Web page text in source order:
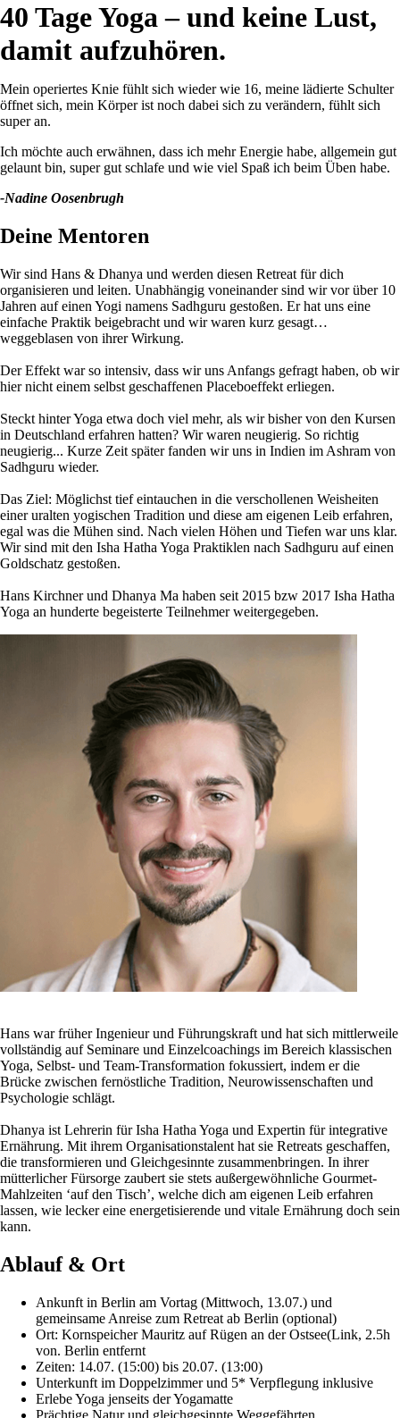
40 Tage Yoga – und keine Lust,
damit aufzuhören.
Mein operiertes Knie fühlt sich wieder wie 16, meine lädierte Schulter
öffnet sich, mein Körper ist noch dabei sich zu verändern, fühlt sich
super an.
Ich möchte auch erwähnen, dass ich mehr Energie habe, allgemein gut
gelaunt bin, super gut schlafe und wie viel Spaß ich beim Üben habe.
-Nadine Oosenbrugh
Deine Mentoren
Wir sind Hans & Dhanya und werden diesen Retreat für dich
organisieren und leiten. Unabhängig voneinander sind wir vor über 10
Jahren auf einen Yogi namens Sadhguru gestoßen. Er hat uns eine
einfache Praktik beigebracht und wir waren kurz gesagt…
weggeblasen von ihrer Wirkung.
Der Effekt war so intensiv, dass wir uns Anfangs gefragt haben, ob wir
hier nicht einem selbst geschaffenen Placeboeffekt erliegen.
Steckt hinter Yoga etwa doch viel mehr, als wir bisher von den Kursen
in Deutschland erfahren hatten? Wir waren neugierig. So richtig
neugierig... Kurze Zeit später fanden wir uns in Indien im Ashram von
Sadhguru wieder.
Das Ziel: Möglichst tief eintauchen in die verschollenen Weisheiten
einer uralten yogischen Tradition und diese am eigenen Leib erfahren,
egal was die Mühen sind. Nach vielen Höhen und Tiefen war uns klar.
Wir sind mit den Isha Hatha Yoga Praktiklen nach Sadhguru auf einen
Goldschatz gestoßen.
Hans Kirchner und Dhanya Ma haben seit 2015 bzw 2017 Isha Hatha
Yoga an hunderte begeisterte Teilnehmer weitergegeben.
Hans war früher Ingenieur und Führungskraft und hat sich mittlerweile
vollständig auf Seminare und Einzelcoachings im Bereich klassischen
Yoga, Selbst- und Team-Transformation fokussiert, indem er die
Brücke zwischen fernöstliche Tradition, Neurowissenschaften und
Psychologie schlägt.
Dhanya ist Lehrerin für Isha Hatha Yoga und Expertin für integrative
Ernährung. Mit ihrem Organisationstalent hat sie Retreats geschaffen,
die transformieren und Gleichgesinnte zusammenbringen. In ihrer
mütterlicher Fürsorge zaubert sie stets außergewöhnliche Gourmet-
Mahlzeiten ‘auf den Tisch’, welche dich am eigenen Leib erfahren
lassen, wie lecker eine energetisierende und vitale Ernährung doch sein
kann.
Ablauf & Ort
Ankunft in Berlin am Vortag (Mittwoch, 13.07.) und
gemeinsame Anreise zum Retreat ab Berlin (optional)
Ort: Kornspeicher Mauritz auf Rügen an der Ostsee(Link, 2.5h
von. Berlin entfernt
Zeiten: 14.07. (15:00) bis 20.07. (13:00)
Unterkunft im Doppelzimmer und 5* Verpflegung inklusive
Erlebe Yoga jenseits der Yogamatte
Prächtige Natur und gleichgesinnte Weggefährten